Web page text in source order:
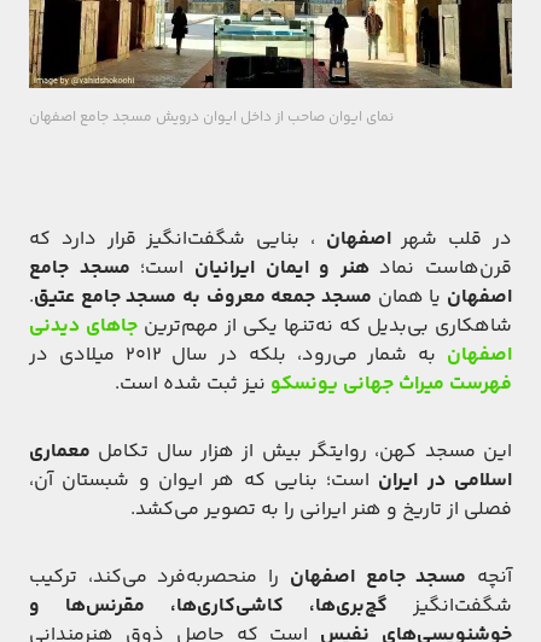
نمای ایوان صاحب از داخل ایوان درویش مسجد جامع اصفهان
در قلب شهراصفهان ، بنایی شگفت‌انگیز قرار دارد که
قرن‌هاست نمادهنر و ایمان ایرانیان است؛ مسجد جامع
اصفهان یا همان مسجد جمعه معروف به مسجد جامع عتیق.
شاهکاری بی‌بدیل که نه‌تنها یکی از مهم‌ترین جاهای دیدنی
اصفهان به شمار می‌رود، بلکه در سال ۲۰۱۲ میلادی در
فهرست میراث جهانی یونسکو نیز ثبت شده است.
این مسجد کهن، روایتگر بیش از هزار سال تکامل معماری
اسلامی در ایران است؛ بنایی که هر ایوان و شبستان آن،
فصلی از تاریخ و هنر ایرانی را به تصویر می‌کشد.
آنچه مسجد جامع اصفهان را منحصربه‌فرد می‌کند، ترکیب
شگفت‌انگیز گچ‌بری‌ها، کاشی‌کاری‌ها، مقرنس‌ها و
خوشنویسی‌های نفیس است که حاصل ذوق هنرمندانی